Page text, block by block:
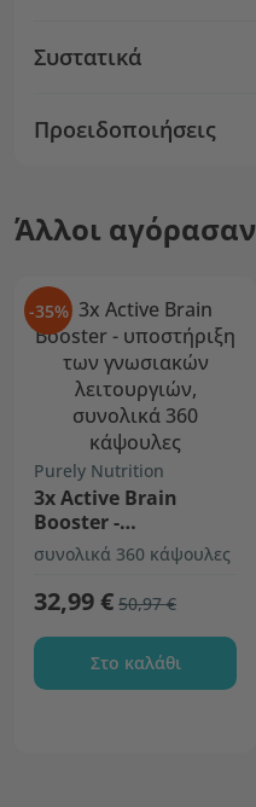
Συστατικά
Προειδοποιήσεις
Άλλοι
-35%
Purely Nutrition
3x Active Brain
Booster -
υποστήριξη των
λειτουργιών
συνολικά 360 κάψουλες
32,99 € 50,97 €
Στο καλάθι